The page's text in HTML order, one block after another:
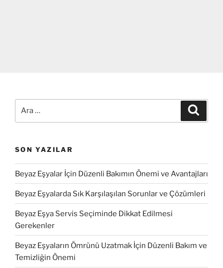
SON YAZILAR
Beyaz Eşyalar İçin Düzenli Bakımın Önemi ve Avantajları
Beyaz Eşyalarda Sık Karşılaşılan Sorunlar ve Çözümleri
Beyaz Eşya Servis Seçiminde Dikkat Edilmesi
Gerekenler
Beyaz Eşyaların Ömrünü Uzatmak İçin Düzenli Bakım ve
Temizliğin Önemi